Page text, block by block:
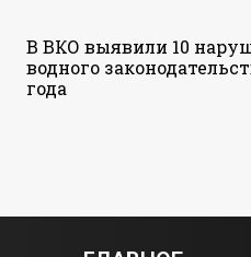
В ВКО выявили 10
водного
года